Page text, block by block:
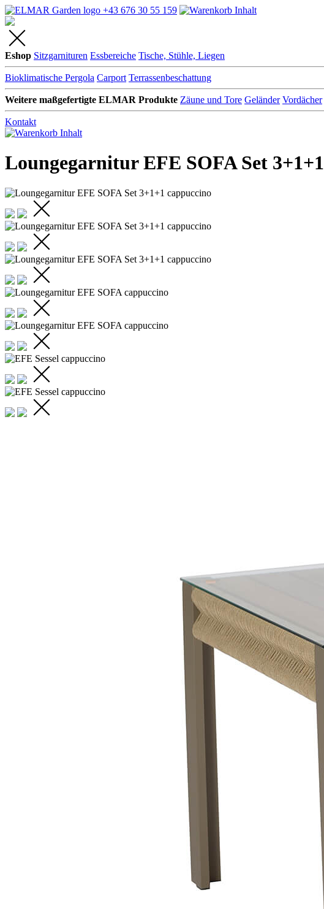
+43 676 30 55 159
Eshop Sitzgarnituren Essbereiche Tische, Stühle, Liegen
Bioklimatische Pergola Carport Terrassenbeschattung
Weitere maßgefertigte ELMAR Produkte Zäune und Tore Geländer Vordächer
Kontakt
Loungegarnitur EFE SOFA Set